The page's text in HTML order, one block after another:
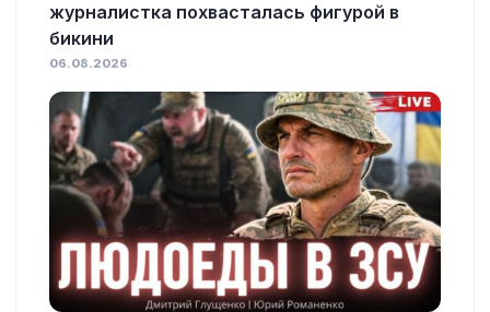
журналистка похвасталась фигурой в
бикини
06.08.2026